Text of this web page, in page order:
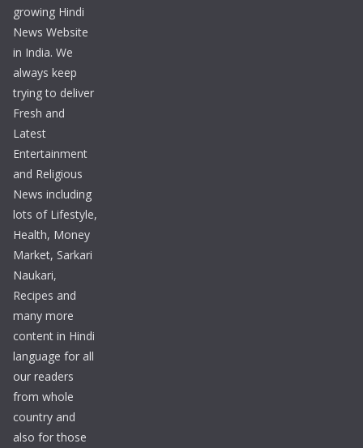
growing Hindi
News Website
in India. We
always keep
trying to deliver
Fresh and
Latest
Entertainment
and Religious
News including
lots of Lifestyle,
Health, Money
Market, Sarkari
Naukari,
Recipes and
many more
content in Hindi
language for all
our readers
from whole
country and
also for those